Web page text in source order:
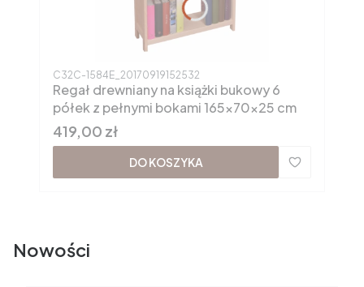
Kod produktu
C32C-1584E_20170919152532
Regał drewniany na książki bukowy 6
półek z pełnymi bokami 165x70x25 cm
Cena
419,00 zł
DO KOSZYKA
Nowości